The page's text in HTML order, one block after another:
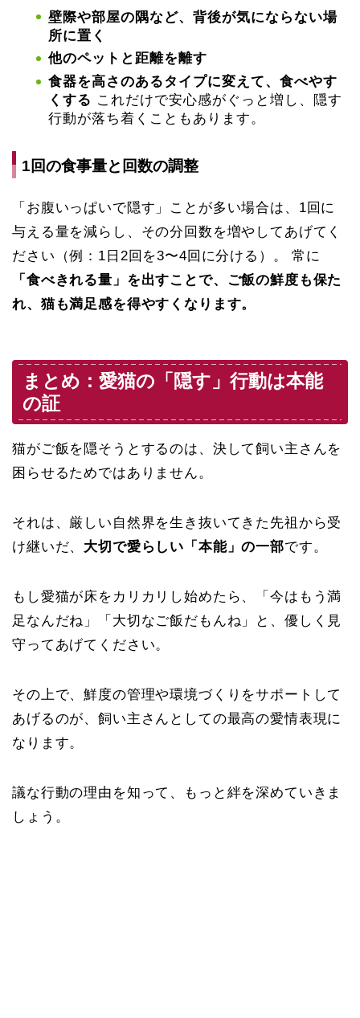
壁際や部屋の隅など、背後が気にならない場
所に置く
他のペットと距離を離す
食器を高さのあるタイプに変えて、食べやす
くする これだけで安心感がぐっと増し、隠す
行動が落ち着くこともあります。
1回の食事量と回数の調整
「お腹いっぱいで隠す」ことが多い場合は、1回に
与える量を減らし、その分回数を増やしてあげてく
ださい（例：1日2回を3〜4回に分ける）。 常に
「食べきれる量」を出すことで、ご飯の鮮度も保た
れ、猫も満足感を得やすくなります。
まとめ：愛猫の「隠す」行動は本能
の証
猫がご飯を隠そうとするのは、決して飼い主さんを
困らせるためではありません。
それは、厳しい自然界を生き抜いてきた先祖から受
け継いだ、 大切で愛らしい「本能」の一部です。
もし愛猫が床をカリカリし始めたら、「今はもう満
足なんだね」「大切なご飯だもんね」と、優しく見
守ってあげてください。
その上で、鮮度の管理や環境づくりをサポートして
あげるのが、飼い主さんとしての最高の愛情表現に
なります。
議な行動の理由を知って、もっと絆を深めていきま
しょう。